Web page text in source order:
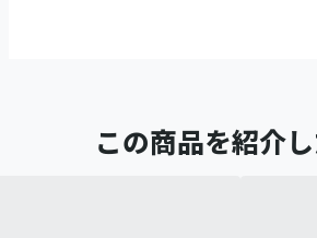
この商品を紹介